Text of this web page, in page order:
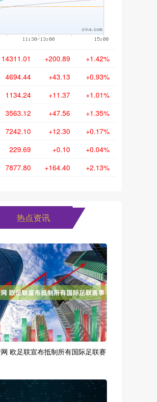
14311.01 +200.89 +1.42%
4694.44 +43.13 +0.93%
1134.24 +11.37 +1.01%
3563.12 +47.56 +1.35%
7242.10 +12.30 +0.17%
229.69 +0.10 +0.04%
7877.80 +164.40 +2.13%
热点资讯
欧足联宣布抵制所有国际足联赛